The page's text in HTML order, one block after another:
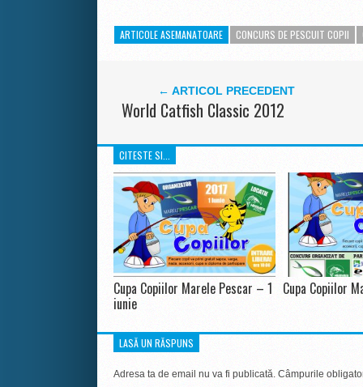
ARTICOLE ASEMANATOARE CONCURS DE PESCUIT COPII
← ARTICOL PRECEDENT
World Catfish Classic 2012
CITESTE SI...
Cupa Copiilor Marele Pescar – 1
iunie
Cupa Copiilor
LASĂ UN RĂSPUNS
Adresa ta de email nu va fi publicată. Câmpurile